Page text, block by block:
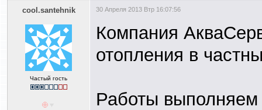
cool.santehnik
Частый гость
30 Апреля 2013 Втр 16:07:56
Компания
отопления в
Работы